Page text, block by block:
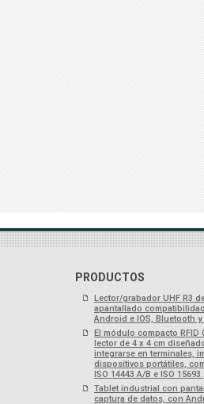
PRODUCTOS
Lector/grabador UHF R3
apantallado
Android e IOS, Bluetooth y
El módulo compacto RFID
lector de 4 x 4 cm
integrarse en terminales,
dispositivos portátiles,
ISO 14443 A/B e ISO 15693.
Tablet industrial con
captura de datos, con